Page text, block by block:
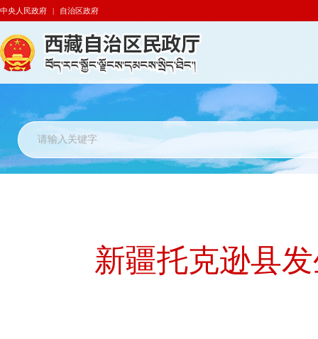
中央人民政府 | 自治区政府
新疆托克逊县